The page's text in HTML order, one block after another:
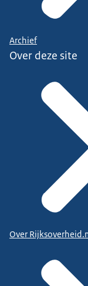
Archief
Over deze site
Over